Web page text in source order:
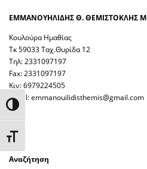
Εναλλαγή Υψηλής Αντίθεσης
Εναλλαγή Μεγέθους Γραμμάτων
ΕΜΜΑΝΟΥΗΛΙΔΗΣ Θ. ΘΕΜΙΣΤΟΚΛΗΣ
Κουλούρα Ημαθίας
Τκ 59033 Ταχ.Θυρίδα 12
Τηλ: 2331097197
Fax: 2331097197
Κιν: 6979224505
email: emmanouilidisthemis@gmail.com
Αναζήτηση